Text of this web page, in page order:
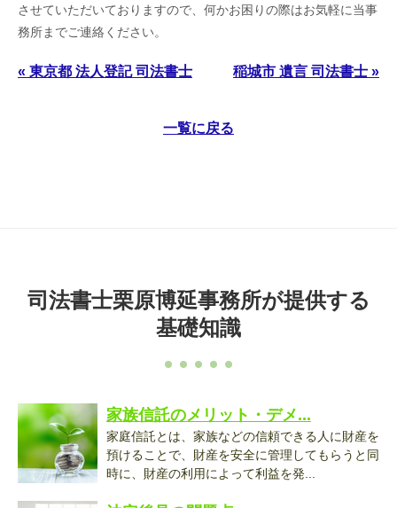
させていただいておりますので、何かお困りの際はお気軽に当事
務所までご連絡ください。
« 東京都 法人登記 司法書士 稲城市 遺言 司法書士 »
一覧に戻る
司法書士栗原博延事務所が提供する
基礎知識
家族信託のメリット・デメ...
家庭信託とは、家族などの信頼できる人に財産を
預けることで、財産を安全に管理してもらうと同
時に、財産の利用によって利益を発...